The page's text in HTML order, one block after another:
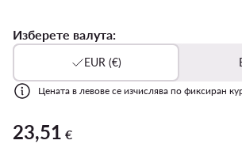
Изберете валута:
EUR (€)
Цената в левове се изчислява по фиксиран
23,51 €
23,51 €